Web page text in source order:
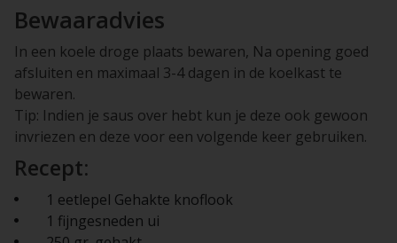
Bewaaradvies
In een koele droge plaats bewaren, Na opening goed
afsluiten en maximaal 3-4 dagen in de koelkast te
bewaren.
Tip: Indien je saus over hebt kun je deze ook gewoon
invriezen en deze voor een volgende keer gebruiken.
Recept:
1 eetlepel Gehakte knoflook
1 fijngesneden ui